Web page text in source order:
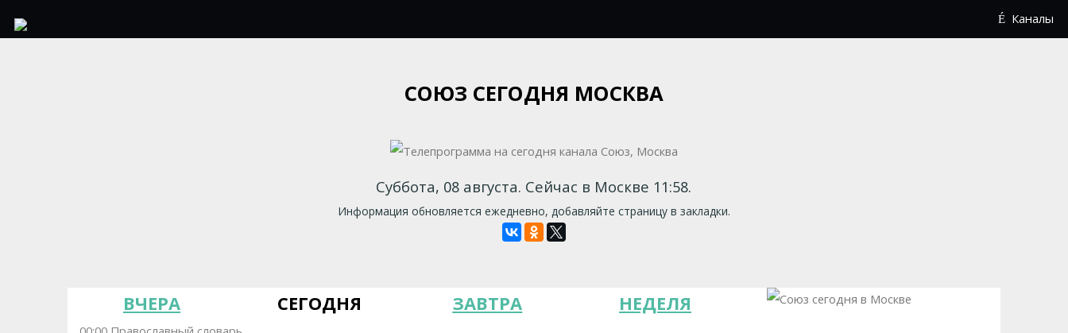
Каналы
СОЮЗ СЕГОДНЯ МОСКВА
Суббота, 08 августа. Сейчас в Москве 11:58.
Информация обновляется ежедневно, добавляйте страницу в закладки.
ВЧЕРА СЕГОДНЯ ЗАВТРА НЕДЕЛЯ